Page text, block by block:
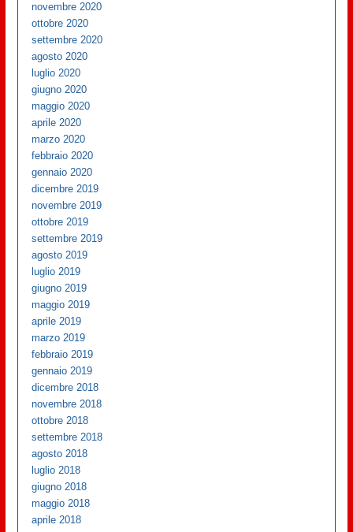
novembre 2020
ottobre 2020
settembre 2020
agosto 2020
luglio 2020
giugno 2020
maggio 2020
aprile 2020
marzo 2020
febbraio 2020
gennaio 2020
dicembre 2019
novembre 2019
ottobre 2019
settembre 2019
agosto 2019
luglio 2019
giugno 2019
maggio 2019
aprile 2019
marzo 2019
febbraio 2019
gennaio 2019
dicembre 2018
novembre 2018
ottobre 2018
settembre 2018
agosto 2018
luglio 2018
giugno 2018
maggio 2018
aprile 2018